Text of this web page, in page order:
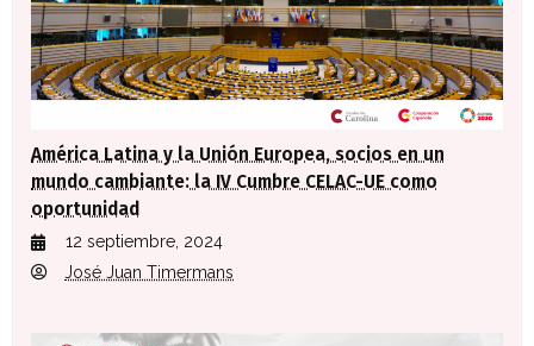
América Latina y la Unión Europea, socios en un
mundo cambiante: la IV Cumbre CELAC-UE como
oportunidad
12 septiembre, 2024
José Juan Timermans